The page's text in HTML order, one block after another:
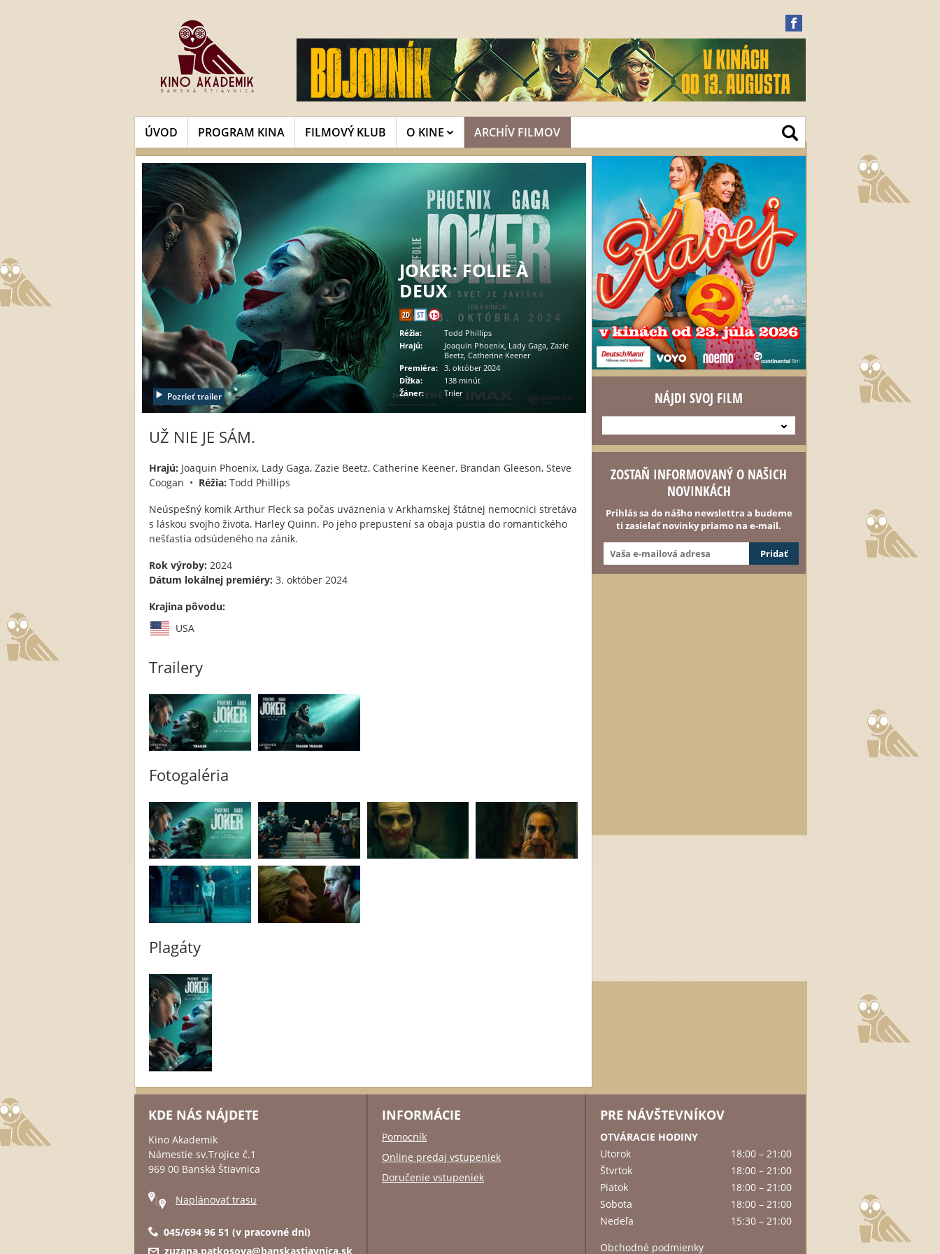
ÚVOD PROGRAM KINA FILMOVÝ KLUB O KINE ARCHÍV FILMOV
Pozrieť trailer
JOKER: FOLIE À
DEUX
2D ST 15
Réžia:
Todd Phillips
Hrajú:
Joaquin Phoenix, Lady Gaga, Zazie
Beetz, Catherine Keener
Premiéra: 3. október 2024
Dĺžka:
138 minút
Žáner:
Triler
UŽ NIE JE SÁM.
Hrajú: Joaquin Phoenix, Lady Gaga, Zazie Beetz, Catherine Keener, Brandan Gleeson, Steve
Coogan • Réžia: Todd Phillips
Neúspešný komik Arthur Fleck sa počas uväznenia v Arkhamskej štátnej nemocnici stretáva
s láskou svojho života, Harley Quinn. Po jeho prepustení sa obaja pustia do romantického
nešťastia odsúdeného na zánik.
Rok výroby: 2024
Dátum lokálnej premiéry: 3. október 2024
Krajina pôvodu:
USA
Trailery
Fotogaléria
Plagáty
NÁJDI SVOJ FILM
ZOSTAŇ INFORMOVANÝ O NAŠICH
NOVINKÁCH
Prihlás sa do nášho newslettra a budeme
ti zasielať novinky priamo na e-mail.
KDE NÁS NÁJDETE
Kino Akademik
Námestie sv.Trojice č.1
969 00 Banská Štiavnica
Naplánovať trasu
045/694 96 51 (v pracovné dni)
zuzana.patkosova@banskastiavnica.sk
INFORMÁCIE
Pomocník
Online predaj vstupeniek
Doručenie vstupeniek
PRE NÁVŠTEVNÍKOV
OTVÁRACIE HODINY
Utorok
18:00 – 21:00
Štvrtok
18:00 – 21:00
Piatok
18:00 – 21:00
Sobota
18:00 – 21:00
Nedeľa
15:30 – 21:00
Obchodné podmienky